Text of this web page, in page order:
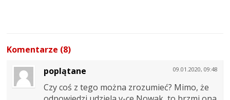
Komentarze (8)
09.01.2020, 09:48
poplątane
Czy coś z tego można zrozumieć? Mimo, że